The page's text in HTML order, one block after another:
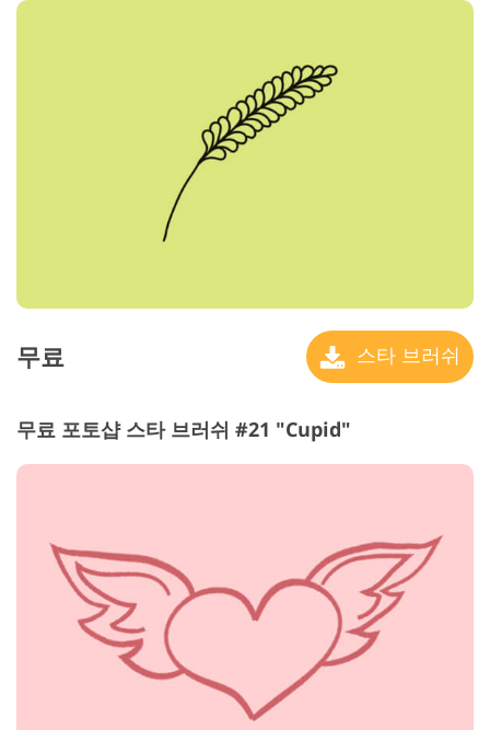
무료 스타 브러쉬
무료 포토샵 스타 브러쉬 #21 "Cupid"